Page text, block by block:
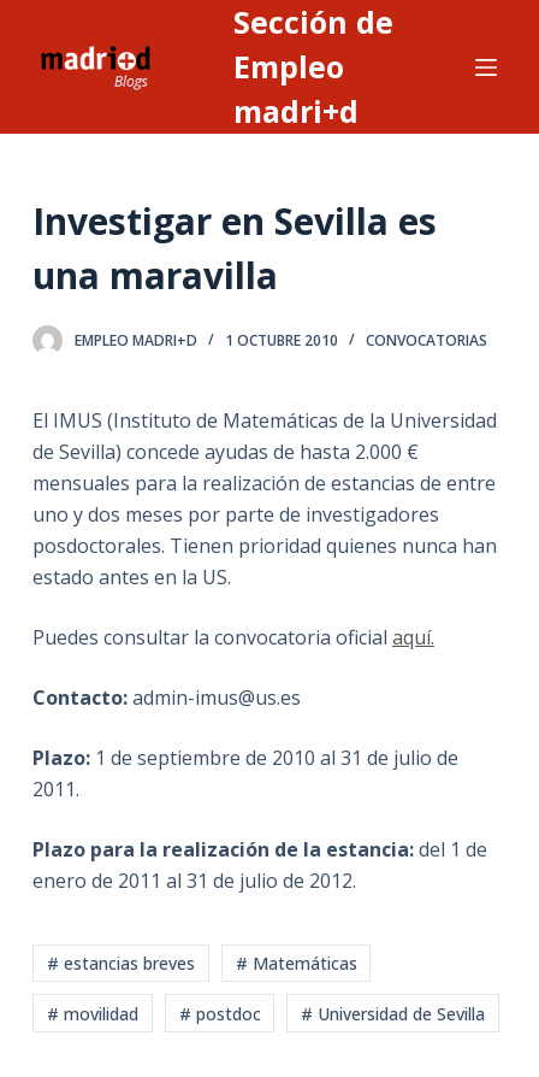
n
n
d
o
Sección de
Empleo
madri+d
Investigar en Sevilla es
una maravilla
EMPLEO MADRI+D 1 OCTUBRE 2010 CONVOCATORIAS
El IMUS (Instituto de Matemáticas de la Universidad
de Sevilla) concede ayudas de hasta 2.000 €
mensuales para la realización de estancias de entre
uno y dos meses por parte de investigadores
posdoctorales. Tienen prioridad quienes nunca han
estado antes en la US.
Puedes consultar la convocatoria oficial aquí.
Contacto:admin-imus@us.es
Plazo:1 de septiembre de 2010 al 31 de julio de
2011.
Plazo para la realización de la estancia:del 1 de
enero de 2011 al 31 de julio de 2012.
# estancias breves # Matemáticas
# movilidad # postdoc # Universidad de Sevilla